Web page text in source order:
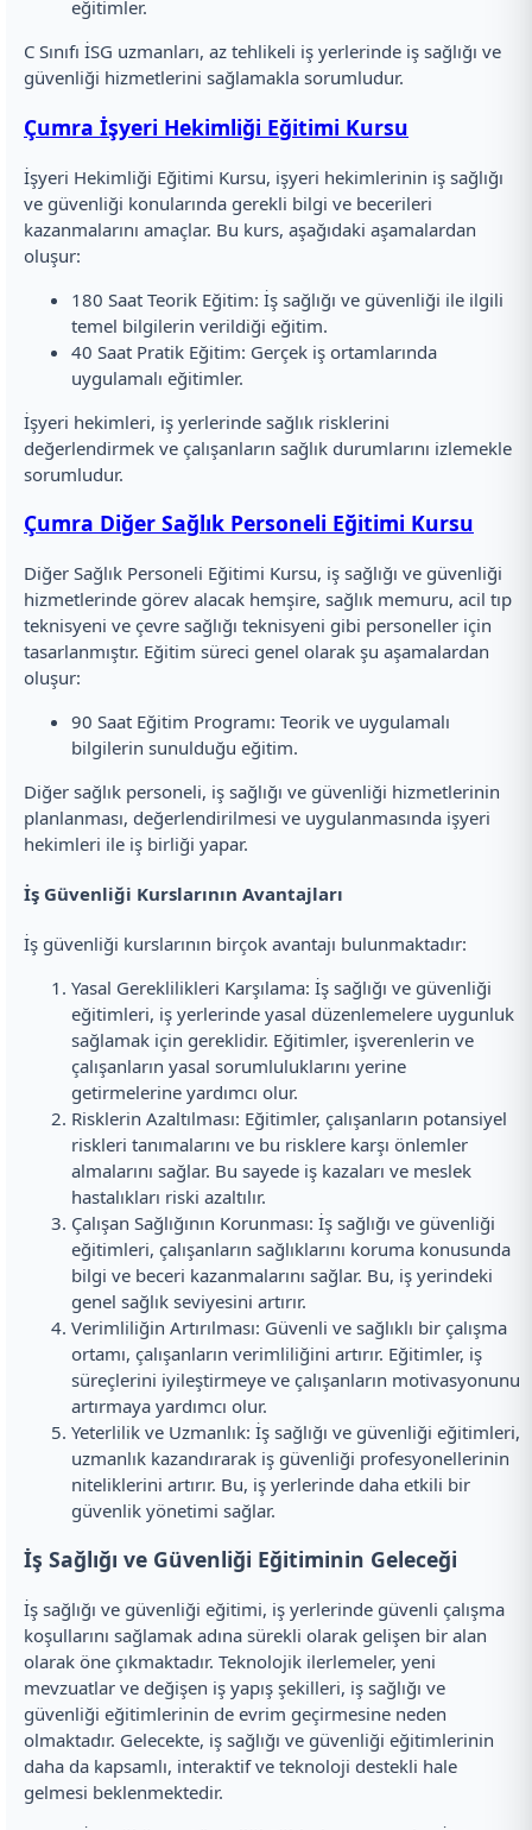
eğitimler.
C Sınıfı İSG uzmanları, az tehlikeli iş yerlerinde iş sağlığı ve
güvenliği hizmetlerini sağlamakla sorumludur.
Çumra İşyeri Hekimliği Eğitimi Kursu
İşyeri Hekimliği Eğitimi Kursu, işyeri hekimlerinin iş sağlığı
ve güvenliği konularında gerekli bilgi ve becerileri
kazanmalarını amaçlar. Bu kurs, aşağıdaki aşamalardan
oluşur:
180 Saat Teorik Eğitim: İş sağlığı ve güvenliği ile ilgili
temel bilgilerin verildiği eğitim.
40 Saat Pratik Eğitim: Gerçek iş ortamlarında
uygulamalı eğitimler.
İşyeri hekimleri, iş yerlerinde sağlık risklerini
değerlendirmek ve çalışanların sağlık durumlarını izlemekle
sorumludur.
Çumra Diğer Sağlık Personeli Eğitimi Kursu
Diğer Sağlık Personeli Eğitimi Kursu, iş sağlığı ve güvenliği
hizmetlerinde görev alacak hemşire, sağlık memuru, acil tıp
teknisyeni ve çevre sağlığı teknisyeni gibi personeller için
tasarlanmıştır. Eğitim süreci genel olarak şu aşamalardan
oluşur:
90 Saat Eğitim Programı: Teorik ve uygulamalı
bilgilerin sunulduğu eğitim.
Diğer sağlık personeli, iş sağlığı ve güvenliği hizmetlerinin
planlanması, değerlendirilmesi ve uygulanmasında işyeri
hekimleri ile iş birliği yapar.
İş Güvenliği Kurslarının Avantajları
İş güvenliği kurslarının birçok avantajı bulunmaktadır:
Yasal Gereklilikleri Karşılama: İş sağlığı ve güvenliği
eğitimleri, iş yerlerinde yasal düzenlemelere uygunluk
sağlamak için gereklidir. Eğitimler, işverenlerin ve
çalışanların yasal sorumluluklarını yerine
getirmelerine yardımcı olur.
Risklerin Azaltılması: Eğitimler, çalışanların potansiyel
riskleri tanımalarını ve bu risklere karşı önlemler
almalarını sağlar. Bu sayede iş kazaları ve meslek
hastalıkları riski azaltılır.
Çalışan Sağlığının Korunması: İş sağlığı ve güvenliği
eğitimleri, çalışanların sağlıklarını koruma konusunda
bilgi ve beceri kazanmalarını sağlar. Bu, iş yerindeki
genel sağlık seviyesini artırır.
Verimliliğin Artırılması: Güvenli ve sağlıklı bir çalışma
ortamı, çalışanların verimliliğini artırır. Eğitimler, iş
süreçlerini iyileştirmeye ve çalışanların motivasyonunu
artırmaya yardımcı olur.
Yeterlilik ve Uzmanlık: İş sağlığı ve güvenliği eğitimleri,
uzmanlık kazandırarak iş güvenliği profesyonellerinin
niteliklerini artırır. Bu, iş yerlerinde daha etkili bir
güvenlik yönetimi sağlar.
İş Sağlığı ve Güvenliği Eğitiminin Geleceği
İş sağlığı ve güvenliği eğitimi, iş yerlerinde güvenli çalışma
koşullarını sağlamak adına sürekli olarak gelişen bir alan
olarak öne çıkmaktadır. Teknolojik ilerlemeler, yeni
mevzuatlar ve değişen iş yapış şekilleri, iş sağlığı ve
güvenliği eğitimlerinin de evrim geçirmesine neden
olmaktadır. Gelecekte, iş sağlığı ve güvenliği eğitimlerinin
daha da kapsamlı, interaktif ve teknoloji destekli hale
gelmesi beklenmektedir.